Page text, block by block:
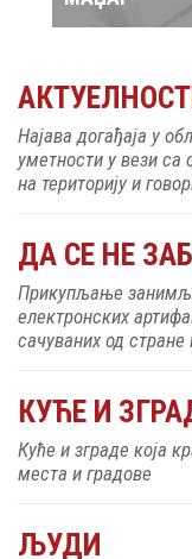
Најава догађаја у
уметности у вези
на територију и
ДА СЕ НЕ
Прикупљање
електронских
сачуваних од стране
КУЋЕ И
Куће и зграде која
места и градове
ЉУДИ